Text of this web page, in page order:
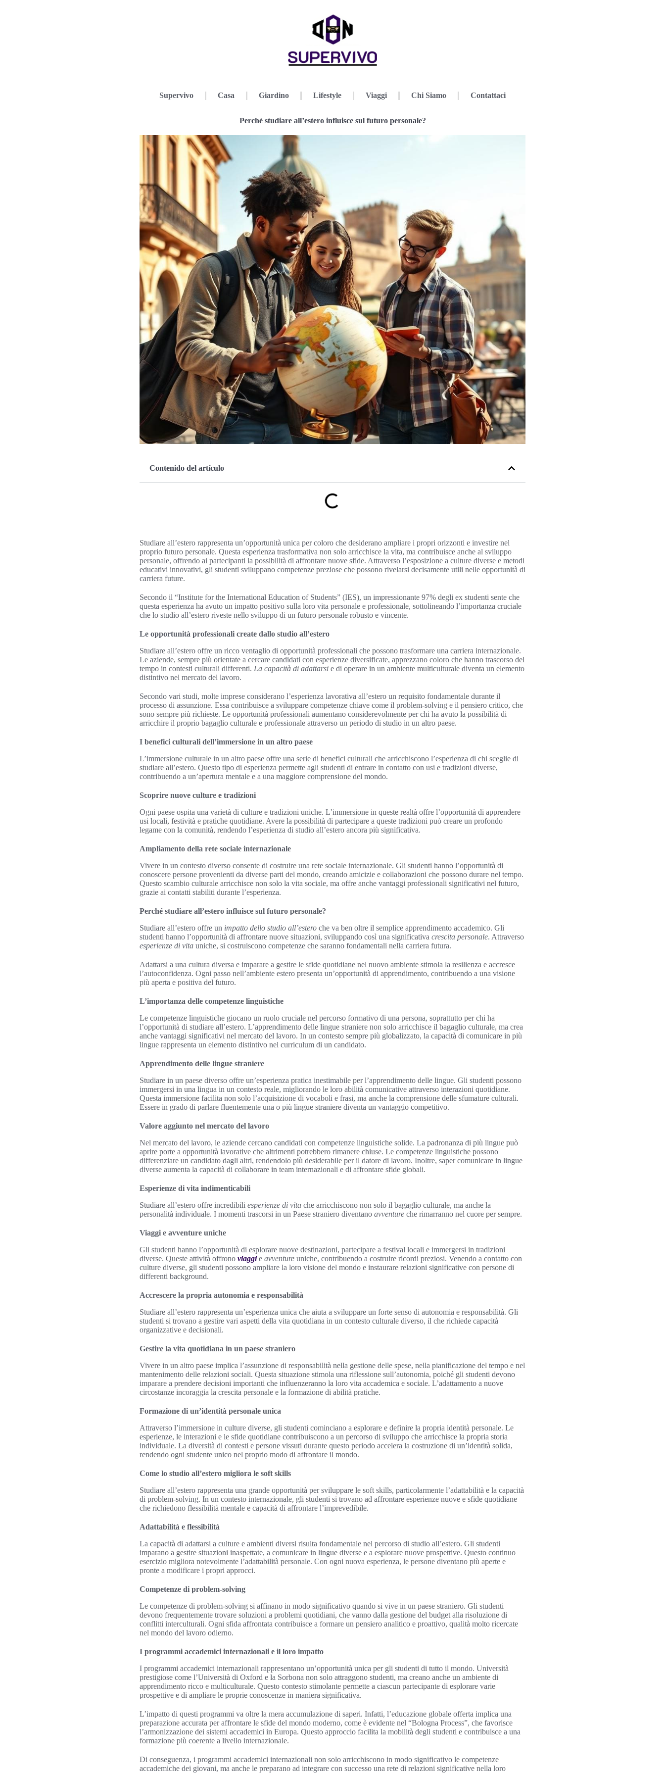
Supervivo Casa Giardino Lifestyle Viaggi Chi Siamo Contattaci
Perché studiare all’estero influisce sul futuro personale?
Contenido del artículo
Studiare all’estero rappresenta un’opportunità unica per coloro che desiderano ampliare i propri orizzonti e investire nel
proprio futuro personale. Questa esperienza trasformativa non solo arricchisce la vita, ma contribuisce anche al sviluppo
personale, offrendo ai partecipanti la possibilità di affrontare nuove sfide. Attraverso l’esposizione a culture diverse e metodi
educativi innovativi, gli studenti sviluppano competenze preziose che possono rivelarsi decisamente utili nelle opportunità di
carriera future.
Secondo il “Institute for the International Education of Students” (IES), un impressionante 97% degli ex studenti sente che
questa esperienza ha avuto un impatto positivo sulla loro vita personale e professionale, sottolineando l’importanza cruciale
che lo studio all’estero riveste nello sviluppo di un futuro personale robusto e vincente.
Le opportunità professionali create dallo studio all’estero
Studiare all’estero offre un ricco ventaglio di opportunità professionali che possono trasformare una carriera internazionale.
Le aziende, sempre più orientate a cercare candidati con esperienze diversificate, apprezzano coloro che hanno trascorso del
tempo in contesti culturali differenti. La capacità di adattarsi e di operare in un ambiente multiculturale diventa un elemento
distintivo nel mercato del lavoro.
Secondo vari studi, molte imprese considerano l’esperienza lavorativa all’estero un requisito fondamentale durante il
processo di assunzione. Essa contribuisce a sviluppare competenze chiave come il problem-solving e il pensiero critico, che
sono sempre più richieste. Le opportunità professionali aumentano considerevolmente per chi ha avuto la possibilità di
arricchire il proprio bagaglio culturale e professionale attraverso un periodo di studio in un altro paese.
I benefici culturali dell’immersione in un altro paese
L’immersione culturale in un altro paese offre una serie di benefici culturali che arricchiscono l’esperienza di chi sceglie di
studiare all’estero. Questo tipo di esperienza permette agli studenti di entrare in contatto con usi e tradizioni diverse,
contribuendo a un’apertura mentale e a una maggiore comprensione del mondo.
Scoprire nuove culture e tradizioni
Ogni paese ospita una varietà di culture e tradizioni uniche. L’immersione in queste realtà offre l’opportunità di apprendere
usi locali, festività e pratiche quotidiane. Avere la possibilità di partecipare a queste tradizioni può creare un profondo
legame con la comunità, rendendo l’esperienza di studio all’estero ancora più significativa.
Ampliamento della rete sociale internazionale
Vivere in un contesto diverso consente di costruire una rete sociale internazionale. Gli studenti hanno l’opportunità di
conoscere persone provenienti da diverse parti del mondo, creando amicizie e collaborazioni che possono durare nel tempo.
Questo scambio culturale arricchisce non solo la vita sociale, ma offre anche vantaggi professionali significativi nel futuro,
grazie ai contatti stabiliti durante l’esperienza.
Perché studiare all’estero influisce sul futuro personale?
Studiare all’estero offre un impatto dello studio all’estero che va ben oltre il semplice apprendimento accademico. Gli
studenti hanno l’opportunità di affrontare nuove situazioni, sviluppando così una significativa crescita personale. Attraverso
esperienze di vita uniche, si costruiscono competenze che saranno fondamentali nella carriera futura.
Adattarsi a una cultura diversa e imparare a gestire le sfide quotidiane nel nuovo ambiente stimola la resilienza e accresce
l’autoconfidenza. Ogni passo nell’ambiente estero presenta un’opportunità di apprendimento, contribuendo a una visione
più aperta e positiva del futuro.
L’importanza delle competenze linguistiche
Le competenze linguistiche giocano un ruolo cruciale nel percorso formativo di una persona, soprattutto per chi ha
l’opportunità di studiare all’estero. L’apprendimento delle lingue straniere non solo arricchisce il bagaglio culturale, ma crea
anche vantaggi significativi nel mercato del lavoro. In un contesto sempre più globalizzato, la capacità di comunicare in più
lingue rappresenta un elemento distintivo nel curriculum di un candidato.
Apprendimento delle lingue straniere
Studiare in un paese diverso offre un’esperienza pratica inestimabile per l’apprendimento delle lingue. Gli studenti possono
immergersi in una lingua in un contesto reale, migliorando le loro abilità comunicative attraverso interazioni quotidiane.
Questa immersione facilita non solo l’acquisizione di vocaboli e frasi, ma anche la comprensione delle sfumature culturali.
Essere in grado di parlare fluentemente una o più lingue straniere diventa un vantaggio competitivo.
Valore aggiunto nel mercato del lavoro
Nel mercato del lavoro, le aziende cercano candidati con competenze linguistiche solide. La padronanza di più lingue può
aprire porte a opportunità lavorative che altrimenti potrebbero rimanere chiuse. Le competenze linguistiche possono
differenziare un candidato dagli altri, rendendolo più desiderabile per il datore di lavoro. Inoltre, saper comunicare in lingue
diverse aumenta la capacità di collaborare in team internazionali e di affrontare sfide globali.
Esperienze di vita indimenticabili
Studiare all’estero offre incredibili esperienze di vita che arricchiscono non solo il bagaglio culturale, ma anche la
personalità individuale. I momenti trascorsi in un Paese straniero diventano avventure che rimarranno nel cuore per sempre.
Viaggi e avventure uniche
Gli studenti hanno l’opportunità di esplorare nuove destinazioni, partecipare a festival locali e immergersi in tradizioni
diverse. Queste attività offrono viaggie avventure uniche, contribuendo a costruire ricordi preziosi. Venendo a contatto con
culture diverse, gli studenti possono ampliare la loro visione del mondo e instaurare relazioni significative con persone di
differenti background.
Accrescere la propria autonomia e responsabilità
Studiare all’estero rappresenta un’esperienza unica che aiuta a sviluppare un forte senso di autonomia e responsabilità. Gli
studenti si trovano a gestire vari aspetti della vita quotidiana in un contesto culturale diverso, il che richiede capacità
organizzative e decisionali.
Gestire la vita quotidiana in un paese straniero
Vivere in un altro paese implica l’assunzione di responsabilità nella gestione delle spese, nella pianificazione del tempo e nel
mantenimento delle relazioni sociali. Questa situazione stimola una riflessione sull’autonomia, poiché gli studenti devono
imparare a prendere decisioni importanti che influenzeranno la loro vita accademica e sociale. L’adattamento a nuove
circostanze incoraggia la crescita personale e la formazione di abilità pratiche.
Formazione di un’identità personale unica
Attraverso l’immersione in culture diverse, gli studenti cominciano a esplorare e definire la propria identità personale. Le
esperienze, le interazioni e le sfide quotidiane contribuiscono a un percorso di sviluppo che arricchisce la propria storia
individuale. La diversità di contesti e persone vissuti durante questo periodo accelera la costruzione di un’identità solida,
rendendo ogni studente unico nel proprio modo di affrontare il mondo.
Come lo studio all’estero migliora le soft skills
Studiare all’estero rappresenta una grande opportunità per sviluppare le soft skills, particolarmente l’adattabilità e la capacità
di problem-solving. In un contesto internazionale, gli studenti si trovano ad affrontare esperienze nuove e sfide quotidiane
che richiedono flessibilità mentale e capacità di affrontare l’imprevedibile.
Adattabilità e flessibilità
La capacità di adattarsi a culture e ambienti diversi risulta fondamentale nel percorso di studio all’estero. Gli studenti
imparano a gestire situazioni inaspettate, a comunicare in lingue diverse e a esplorare nuove prospettive. Questo continuo
esercizio migliora notevolmente l’adattabilità personale. Con ogni nuova esperienza, le persone diventano più aperte e
pronte a modificare i propri approcci.
Competenze di problem-solving
Le competenze di problem-solving si affinano in modo significativo quando si vive in un paese straniero. Gli studenti
devono frequentemente trovare soluzioni a problemi quotidiani, che vanno dalla gestione del budget alla risoluzione di
conflitti interculturali. Ogni sfida affrontata contribuisce a formare un pensiero analitico e proattivo, qualità molto ricercate
nel mondo del lavoro odierno.
I programmi accademici internazionali e il loro impatto
I programmi accademici internazionali rappresentano un’opportunità unica per gli studenti di tutto il mondo. Università
prestigiose come l’Università di Oxford e la Sorbona non solo attraggono studenti, ma creano anche un ambiente di
apprendimento ricco e multiculturale. Questo contesto stimolante permette a ciascun partecipante di esplorare varie
prospettive e di ampliare le proprie conoscenze in maniera significativa.
L’impatto di questi programmi va oltre la mera accumulazione di saperi. Infatti, l’educazione globale offerta implica una
preparazione accurata per affrontare le sfide del mondo moderno, come è evidente nel “Bologna Process”, che favorisce
l’armonizzazione dei sistemi accademici in Europa. Questo approccio facilita la mobilità degli studenti e contribuisce a una
formazione più coerente a livello internazionale.
Di conseguenza, i programmi accademici internazionali non solo arricchiscono in modo significativo le competenze
accademiche dei giovani, ma anche le preparano ad integrare con successo una rete di relazioni significative nella loro